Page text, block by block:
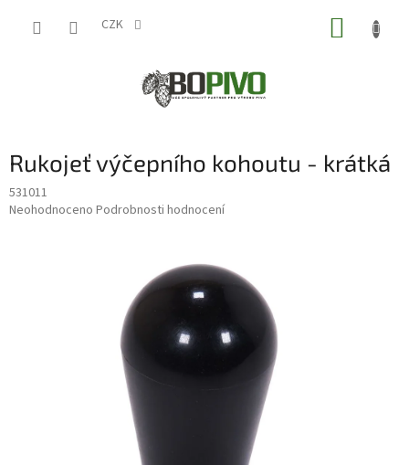
CZK
Rukojeť výčepního kohoutu - krátká
531011
Průměrné
Neohodnoceno Podrobnosti hodnocení